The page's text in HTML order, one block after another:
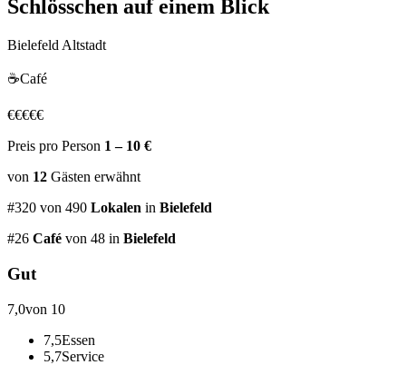
Schlösschen auf einem Blick
Bielefeld Altstadt
☕Café
€€€€€
Preis pro Person 1 – 10 €
von 12 Gästen erwähnt
#320 von 490 Lokalen in Bielefeld
#26 Café von 48 in Bielefeld
Gut
7,0von 10
7,5Essen
5,7Service